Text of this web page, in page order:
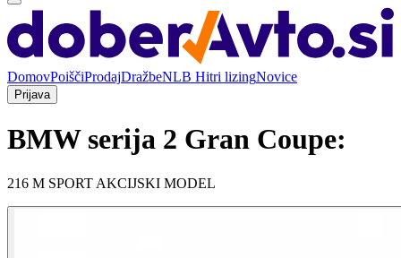
DomovPoiščiProdajDražbeNLB Hitri lizingNovice
Prijava
BMW serija 2 Gran Coupe:
216 M SPORT AKCIJSKI MODEL